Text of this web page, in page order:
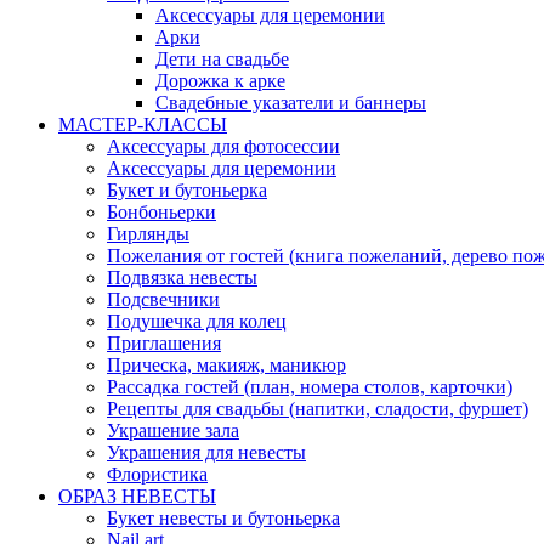
Аксессуары для церемонии
Арки
Дети на свадьбе
Дорожка к арке
Свадебные указатели и баннеры
МАСТЕР-КЛАССЫ
Аксессуары для фотосессии
Аксессуары для церемонии
Букет и бутоньерка
Бонбоньерки
Гирлянды
Пожелания от гостей (книга пожеланий, дерево
Подвязка невесты
Подсвечники
Подушечка для колец
Приглашения
Прическа, макияж, маникюр
Рассадка гостей (план, номера столов, карточки)
Рецепты для свадьбы (напитки, сладости, фуршет)
Украшение зала
Украшения для невесты
Флористика
ОБРАЗ НЕВЕСТЫ
Букет невесты и бутоньерка
Nail art